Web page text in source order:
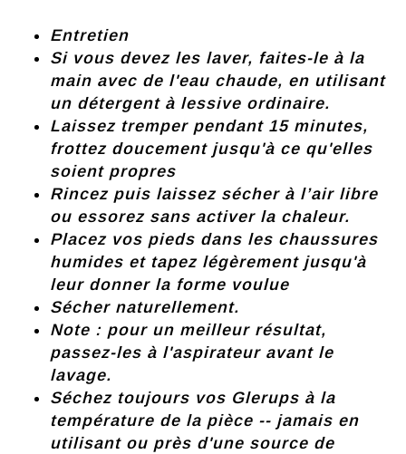
Entretien
Si vous devez les laver, faites-le à la
main avec de l'eau chaude, en utilisant
un détergent à lessive ordinaire.
Laissez tremper pendant 15 minutes,
frottez doucement jusqu'à ce qu'elles
soient propres
Rincez puis laissez sécher à l’air libre
ou essorez sans activer la chaleur.
Placez vos pieds dans les chaussures
humides et tapez légèrement jusqu'à
leur donner la forme voulue
Sécher naturellement.
Note : pour un meilleur résultat,
passez-les à l'aspirateur avant le
lavage.
Séchez toujours vos Glerups à la
température de la pièce -- jamais en
utilisant ou près d'une source de